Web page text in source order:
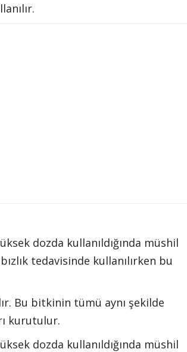
dozda kullanıldığında müshil
tedavisinde kullanılırken bu
Bu bitkinin tümü aynı şekilde
kurutulur.
dozda kullanıldığında müshil